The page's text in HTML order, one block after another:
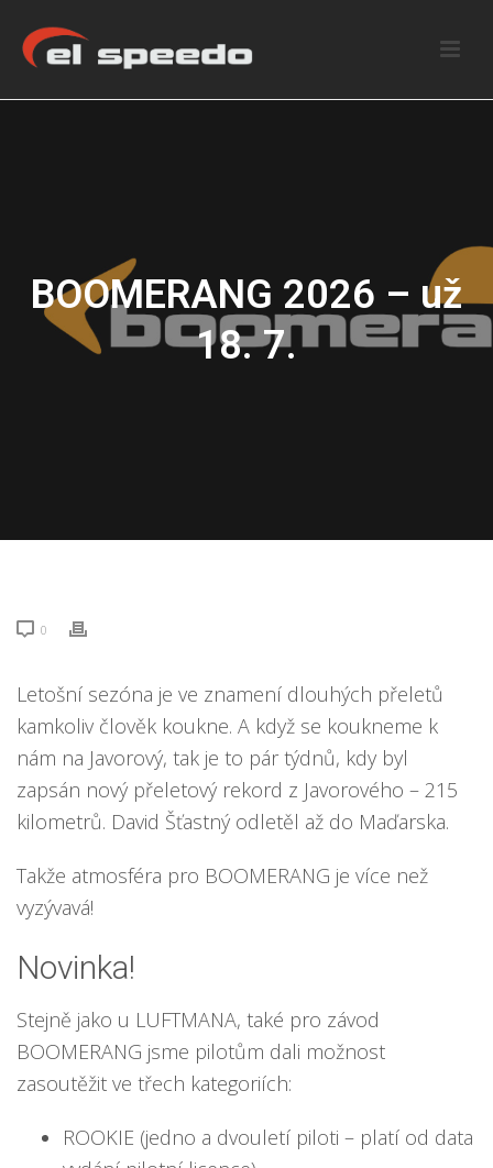
BOOMERANG 2026 – už
18. 7.
0
Letošní sezóna je ve znamení dlouhých přeletů
kamkoliv člověk koukne. A když se koukneme k
nám na Javorový, tak je to pár týdnů, kdy byl
zapsán nový přeletový rekord z Javorového – 215
kilometrů. David Šťastný odletěl až do Maďarska.
Takže atmosféra pro BOOMERANG je více než
vyzývavá!
Novinka!
Stejně jako u LUFTMANA, také pro závod
BOOMERANG jsme pilotům dali možnost
zasoutěžit ve třech kategoriích:
ROOKIE (jedno a dvouletí piloti – platí od data